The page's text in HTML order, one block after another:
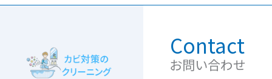
Contact
お問い合わせ